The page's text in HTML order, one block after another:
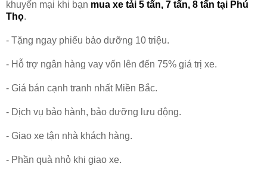
khuyến mại khi bạn mua xe tải 5 tấn, 7 tấn, 8 tấn tại Phú
Thọ.
- Tặng ngay phiếu bảo dưỡng 10 triệu.
- Hỗ trợ ngân hàng vay vốn lên đến 75% giá trị xe.
- Giá bán cạnh tranh nhất Miền Bắc.
- Dịch vụ bảo hành, bảo dưỡng lưu động.
- Giao xe tận nhà khách hàng.
- Phần quà nhỏ khi giao xe.